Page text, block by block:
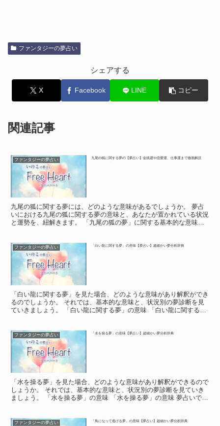
ファンタジーの夢占い
シェアする
X Facebook LINE コピー
関連記事
ファンタジーの夢占い 九尾の狐に関する夢の【夢占い】金銭運や恋愛運、仕事運まで徹底解説
九尾の狐に関する夢には、どのような意味があるでしょうか。 夢占
いにおける九尾の狐に関する夢の意味と、あなたが置かれている状況
と運勢を、紐解きます。 「九尾の狐の夢」に関する基本的な意味や
ファンタジーの夢占い 「白い龍に関する夢」の意味【夢占い】超細かい夢分析辞典
「白い龍に関する夢」を見た場合、どのような意味があり解釈ができ
るのでしょうか。 それでは、基本的な意味と、状況別の夢診断を見
ていきましょう。 「白い龍に関する夢」の意味 「白い龍に関する
ファンタジーの夢占い 「水を操る夢」の意味【夢占い】超細かい夢分析辞典
「水を操る夢」を見た場合、どのような意味があり解釈ができるので
しょうか。 それでは、基本的な意味と、状況別の夢診断を見ていき
ましょう。 「水を操る夢」の意味 「水を操る夢」の意味 夢占いで
ファンタジーの夢占い 「鳥になって逃げる夢」の意味【夢占い】超細かい夢分析辞典